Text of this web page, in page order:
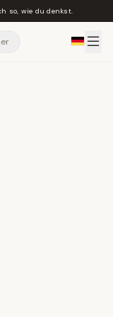
so, wie du denkst.